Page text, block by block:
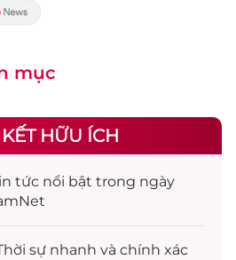
mục
HỮU ÍCH
tức nổi bật trong ngày
sự nhanh và chính xác